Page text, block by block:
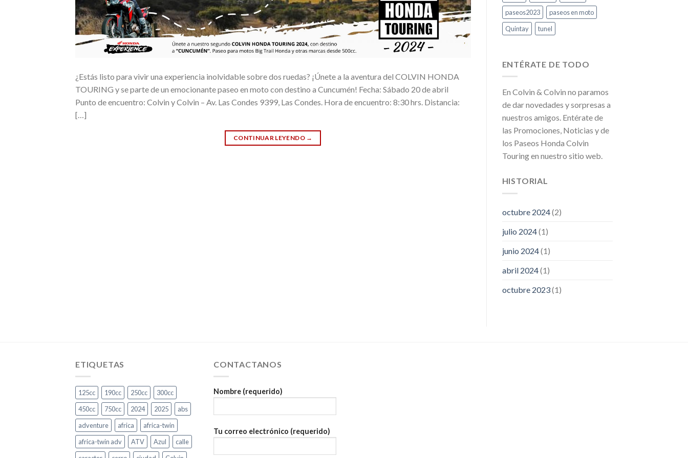
¿Estás listo para vivir una experiencia inolvidable sobre dos ruedas? ¡Únete a la aventura del COLVIN HONDA
TOURING y se parte de un emocionante paseo en moto con destino a Cuncumén! Fecha: Sábado 20 de abril
Punto de encuentro: Colvin y Colvin – Av. Las Condes 9399, Las Condes. Hora de encuentro: 8:30 hrs. Distancia:
[…]
CONTINUAR LEYENDO →
paseos2023
paseos en moto
Quintay
tunel
ENTÉRATE DE TODO
En Colvin & Colvin no paramos
de dar novedades y sorpresas a
nuestros amigos. Entérate de
las Promociones, Noticias y de
los Paseos Honda Colvin
Touring en nuestro sitio web.
HISTORIAL
octubre 2024(2)
julio 2024(1)
junio 2024(1)
abril 2024(1)
octubre 2023(1)
ETIQUETAS
125cc 190cc 250cc
300cc
450cc
750cc 2024 2025
abs
adventure
africa
africa-twin
africa-twin adv
ATV Azul
calle
CONTACTANOS
Nombre (requerido)
Tu correo electrónico (requerido)